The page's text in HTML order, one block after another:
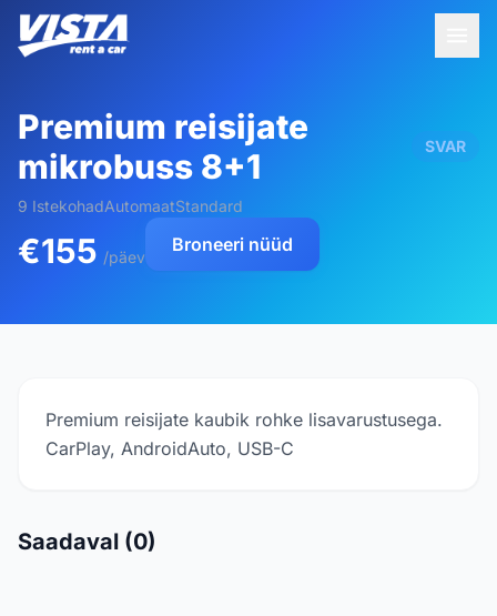
Premium reisijate
mikrobuss 8+1
SVAR
9 IstekohadAutomaatStandard
€155 /päev
Broneeri nüüd
Premium reisijate kaubik rohke lisavarustusega.
CarPlay, AndroidAuto, USB-C
Saadaval (0)